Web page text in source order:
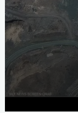
of
1
minute,
seconds